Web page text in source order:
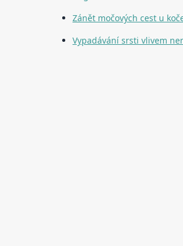
Zánět močových cest u
Vypadávání srsti vlivem